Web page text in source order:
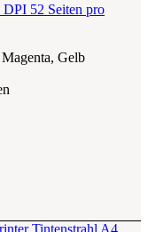
52 Seiten pro
Gelb